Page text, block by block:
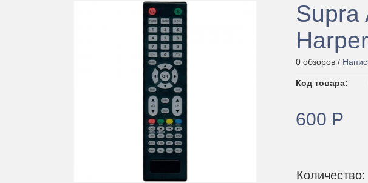
Supra
0 обзоров /
Код товара:
600 Р
Количество: